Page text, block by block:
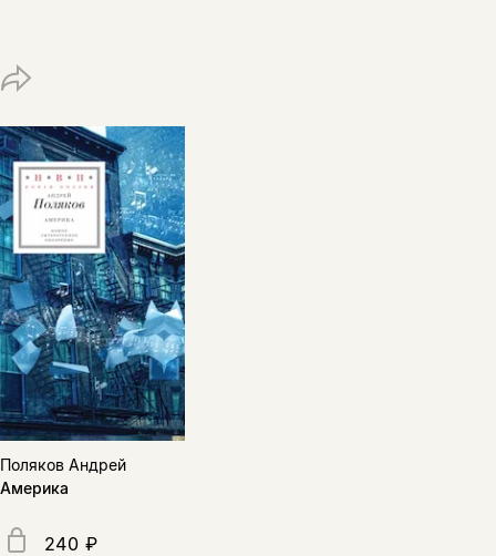
Поляков Андрей
Америка
240 ₽